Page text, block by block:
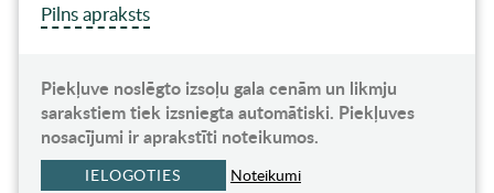
Pilns apraksts
Piekļuve noslēgto izsoļu gala cenām un likmju
sarakstiem tiek izsniegta automātiski. Piekļuves
nosacījumi ir aprakstīti noteikumos.
IELOGOTIES Noteikumi